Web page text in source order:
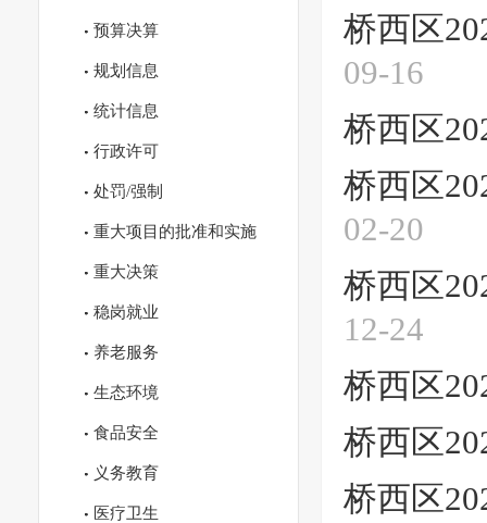
预算决算
规划信息
统计信息
行政许可
处罚/强制
重大项目的批准和实施
重大决策
稳岗就业
养老服务
生态环境
食品安全
义务教育
医疗卫生
桥西区
09-16
桥西区
桥西区
02-20
桥西区
12-24
桥西区
桥西区
桥西区